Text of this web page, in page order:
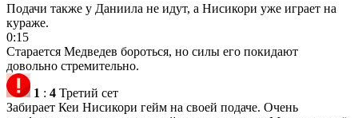
Подачи также у Даниила не идут, а Нисикори уже играет на
кураже.
0:15
Старается Медведев бороться, но силы его покидают
довольно стремительно.
1 : 4 Третий сет
Забирает Кеи Нисикори гейм на своей подаче. Очень